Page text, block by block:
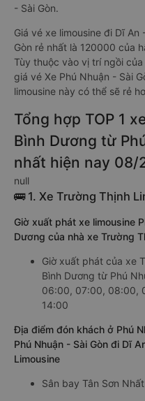
- Sài Gòn.
Giá vé xe limousine đi Dĩ
Gòn rẻ nhất là 120000 của
Tùy thuộc vào vị trí ngồi
giá vé Xe Phú Nhuận - Sài
limousine này có thể sẽ rẻ
Tổng hợp TOP 1
Bình Dương từ
nhất hiện nay 08/
null
🚌 1. Xe Trường Thịnh
Giờ xuất phát xe limousine
Dương của nhà xe Trường
Giờ xuất phát của xe
Bình Dương từ Phú
06:00, 07:00, 08:00,
14:00
Địa điểm đón khách ở Phú
Phú Nhuận - Sài Gòn đi Dĩ
Limousine
Sân bay Tân Sơn Nhất